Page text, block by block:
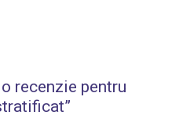
recenzie pentru